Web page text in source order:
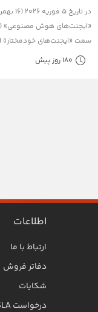
سمت «ایجنت‌های خودمختار»
180 روز پیش
اطلاعات
ارتباط با ما
دفاتر فروش
شکایات
درخواست SLA